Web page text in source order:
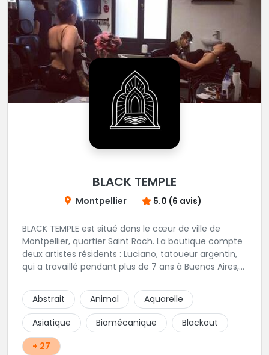
BLACK TEMPLE
Montpellier 5.0 (6 avis)
BLACK TEMPLE est situé dans le cœur de ville de
Montpellier, quartier Saint Roch. La boutique compte
deux artistes résidents : Luciano, tatoueur argentin,
qui a travaillé pendant plus de 7 ans à Buenos Aires,
qui a travaillé dans plusieurs boutiques de la ville
avant de rejoindre notre équipe. La boutique
accueille plusieurs artistes tatoueurs en tant que
guests tout au long de l'année afin de proposer
d'autres styles.
Abstrait Animal
Aquarelle
Asiatique
Biomécanique
Blackout
+ 27